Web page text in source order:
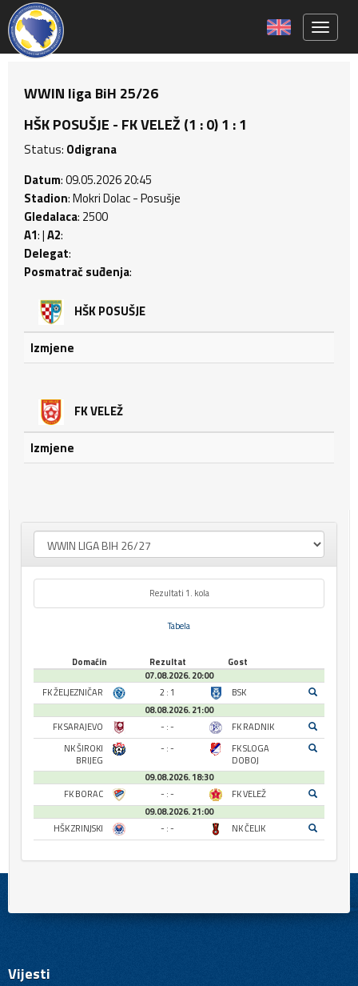
WWIN liga BiH 25/26
HŠK POSUŠJE - FK VELEŽ (1 : 0) 1 : 1
Status: Odigrana
Datum: 09.05.2026 20:45
Stadion: Mokri Dolac - Posušje
Gledalaca: 2500
A1: |A2:
Delegat:
Posmatrač suđenja:
HŠK POSUŠJE
Izmjene
FK VELEŽ
Izmjene
Rezultati 1. kola
Tabela
Domaćin Rezultat
Gost
07.08.2026. 20:00
FK ŽELJEZNIČAR
2 : 1
BSK
08.08.2026. 21:00
FK SARAJEVO
- : -
FK RADNIK
NK ŠIROKI
BRIJEG
- : -
FK SLOGA
DOBOJ
09.08.2026. 18:30
FK BORAC
- : -
FK VELEŽ
09.08.2026. 21:00
HŠK ZRINJSKI
- : - NK ČELIK
Vijesti